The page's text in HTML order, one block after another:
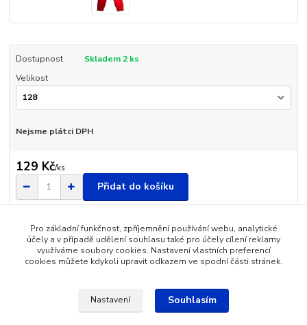
Dostupnost
Skladem 2 ks
Velikost
Nejsme plátci DPH
129 Kč/ks
Přidat do košíku
Číslo produktu:
CT2491C-3
Velikost:
128
Zboží zařazeno v kategoriích
Dětské oblečení
Pro základní funkčnost, zpříjemnění používání webu, analytické
účely a v případě udělení souhlasu také pro účely cílení reklamy
využíváme soubory cookies. Nastavení vlastních preferencí
cookies můžete kdykoli upravit odkazem ve spodní části stránek.
Nastavení Souhlasím